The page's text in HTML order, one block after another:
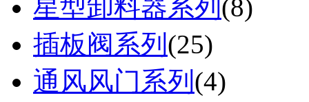
星型卸料器系列 (8)
插板阀系列 (25)
通风风门系列 (4)